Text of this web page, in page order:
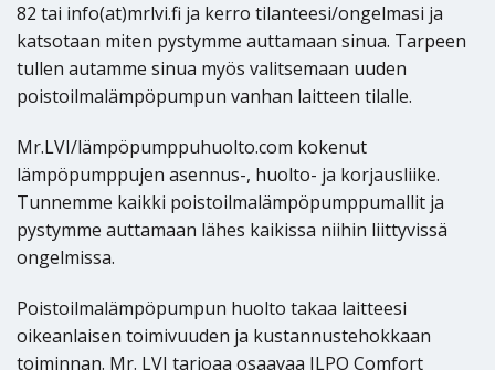
82 tai info(at)mrlvi.fi ja kerro tilanteesi/ongelmasi ja
katsotaan miten pystymme auttamaan sinua. Tarpeen
tullen autamme sinua myös valitsemaan uuden
poistoilmalämpöpumpun vanhan laitteen tilalle.
Mr.LVI/lämpöpumppuhuolto.com kokenut
lämpöpumppujen asennus-, huolto- ja korjausliike.
Tunnemme kaikki poistoilmalämpöpumppumallit ja
pystymme auttamaan lähes kaikissa niihin liittyvissä
ongelmissa.
Poistoilmalämpöpumpun huolto takaa laitteesi
oikeanlaisen toimivuuden ja kustannustehokkaan
toiminnan. Mr. LVI tarjoaa osaavaa ILPO Comfort